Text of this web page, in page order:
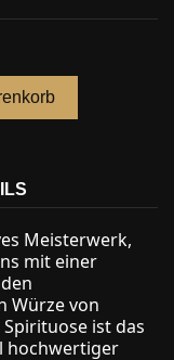
Meisterwerk,
mit einer
Würze von
ist das
hochwertiger